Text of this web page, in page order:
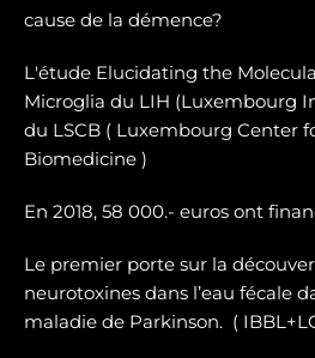
cause de la démence?
L'étude Elucidating the
Microglia du LIH (Luxembourg
du LSCB ( Luxembourg Center
Biomedicine )
En 2018, 58 000.- euros ont
Le premier porte sur la dé
neurotoxines dans l’eau fécale
maladie de Parkinson. (